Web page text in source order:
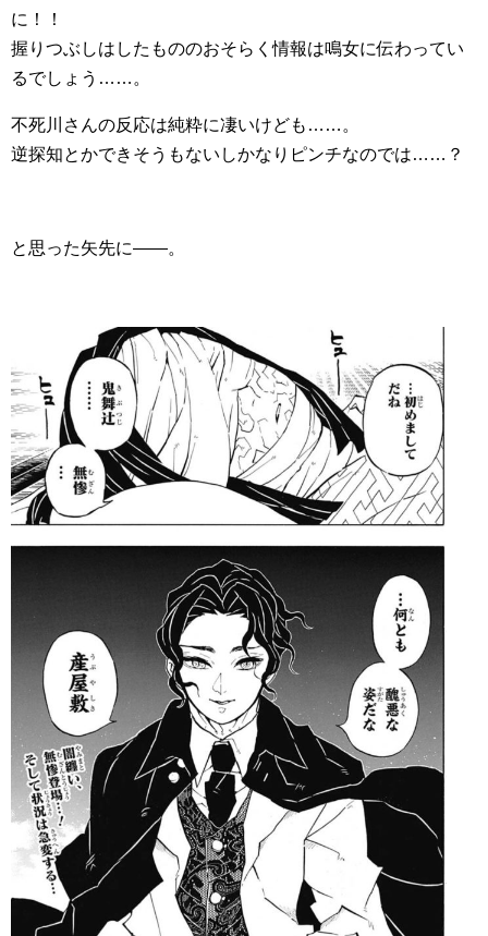
に！！
握りつぶしはしたもののおそらく情報は鳴女に伝わってい
るでしょう……。
不死川さんの反応は純粋に凄いけども……。
逆探知とかできそうもないしかなりピンチなのでは……？
と思った矢先に――。